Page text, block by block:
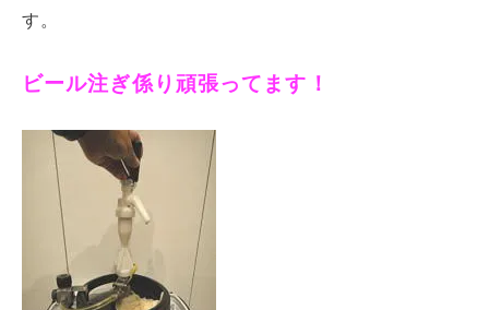
す。
ビール注ぎ係り頑張ってます！